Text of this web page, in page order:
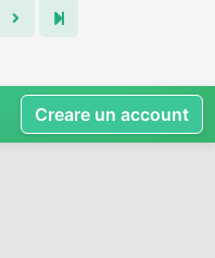
Creare un account